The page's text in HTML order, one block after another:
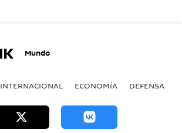
Mundo
INTERNACIONAL ECONOMÍA DEFENSA